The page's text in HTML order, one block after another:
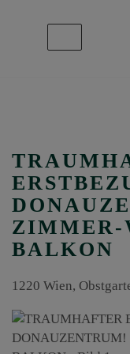
ZIMMER-
BALKON
1220 Wien,